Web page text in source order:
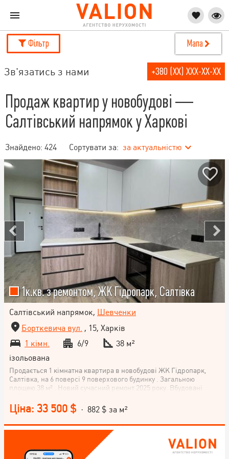
Фільтр Мапа
Зв'язатись з нами +380 (XX) XXX-XX-XX
Продаж квартир у новобудові —
Салтівський напрямок у Харкові
Знайдено: 424 Сортувати за: за актуальністю
1к.кв. з ремонтом, ЖК Гідропарк, Салтівка
Салтівський напрямок, Шевченки
Борткевича вул. , 15, Харків
1 кімн.
6/9
38 м²
ізольована
Продається 1 кімнатна квартира в новобудові ЖК Гідропарк,
Салтівка, на 6 поверсі 9 поверхового будинку . Загальною
площею 38 м² . Новий сучасний ремонт 2025 року. Вбудовані
Ціна: 33 500 $ · 882 $ за м²